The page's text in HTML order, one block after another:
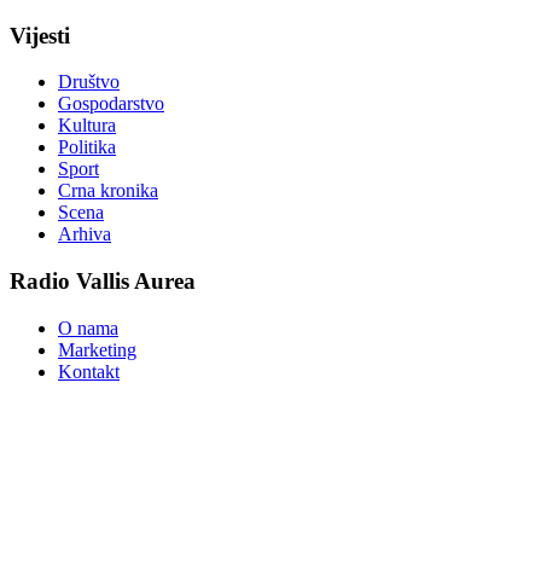
Vijesti
Društvo
Gospodarstvo
Kultura
Politika
Sport
Crna kronika
Scena
Arhiva
Radio Vallis Aurea
O nama
Marketing
Kontakt